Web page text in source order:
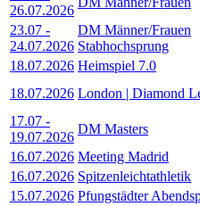
26.07.2026
23.07 -
24.07.2026
DM Männer/Frauen
Stabhochsprung
18.07.2026 Heimspiel 7.0
18.07.2026 London | Diamond
17.07 -
19.07.2026
DM Masters
16.07.2026 Meeting Madrid
16.07.2026 Spitzenleichtathletik
15.07.2026 Pfungstädter